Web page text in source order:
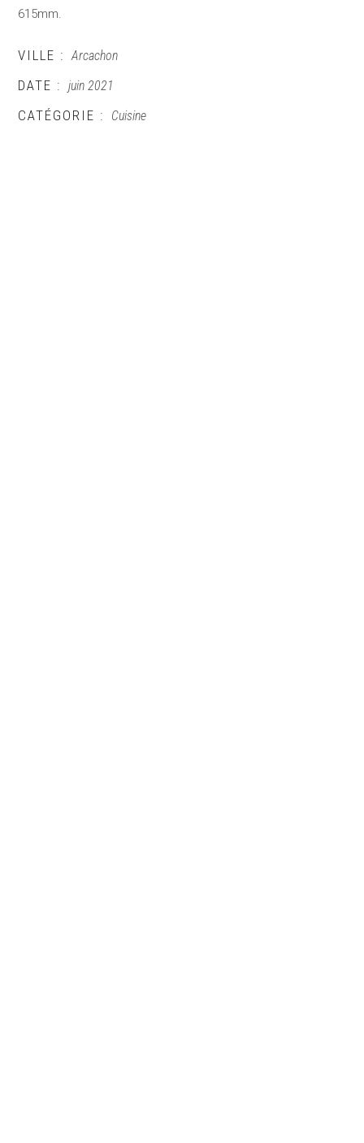
615mm.
VILLE : Arcachon
DATE : juin 2021
CATÉGORIE : Cuisine